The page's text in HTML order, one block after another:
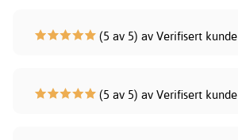
(5 av 5) av Verifisert kunde
(5 av 5) av Verifisert kunde